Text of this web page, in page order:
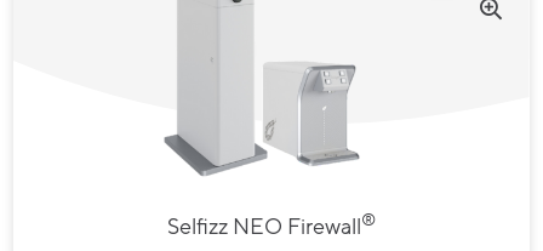
Selfizz NEO Firewall®